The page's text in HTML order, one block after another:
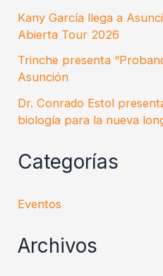
Kany García llega a
Abierta Tour 2026
Trinche presenta
Asunción
Dr. Conrado Estol
biología para la nueva
Categorías
Eventos
Archivos